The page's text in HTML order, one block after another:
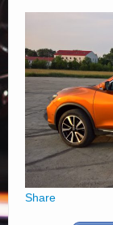
Elérhetőségek
Share